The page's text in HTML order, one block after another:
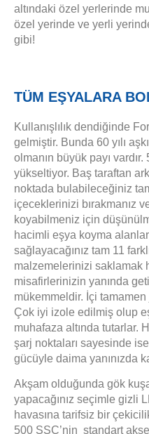
altındaki özel yerlerinde
özel yerinde ve yerli
gibi!
TÜM EŞYALARA
Kullanışlılık dendiğinde
gelmiştir. Bunda 60 yılı
olmanın büyük payı
yükseltiyor. Baş taraftan
noktada bulabileceğiniz
içeceklerinizi bırakmanız
koyabilmeniz için
hacimli eşya koyma
sağlayacağınız tam 11
malzemelerinizi saklamak
misafirlerinizin yanında
mükemmeldir. İçi tamamen
Çok iyi izole edilmiş olup
muhafaza altında tutarlar.
şarj noktaları sayesinde
gücüyle daima yanınızda
Akşam olduğunda gök
yapacağınız seçimle gizli
havasına tarifsiz bir
500 SSC’nin standart